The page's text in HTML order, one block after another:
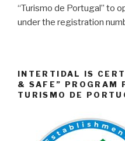
“Turismo de Portugal” to
under the registration
INTERTIDAL IS
& SAFE” PROGRAM
TURISMO DE